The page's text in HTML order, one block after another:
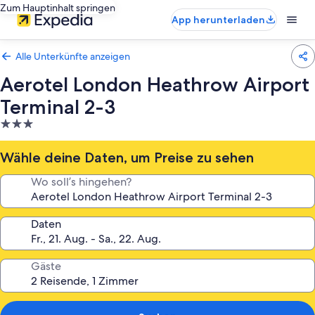
Zum Hauptinhalt springen
App herunterladen
Alle Unterkünfte anzeigen
Aerotel London Heathrow Airport
Terminal 2-3
3.0-
Sterne-
Unterkunft
Wähle deine Daten, um Preise zu sehen
Wo soll’s hingehen?
Daten
Gäste